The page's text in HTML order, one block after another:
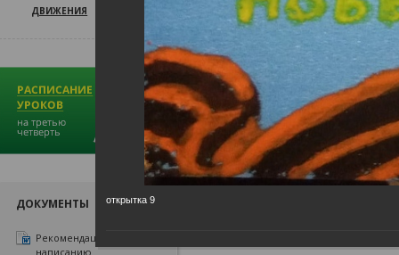
ДВИЖЕНИЯ
ДОКУМЕНТЫ
Рекомендации по
написанию
открытка 9